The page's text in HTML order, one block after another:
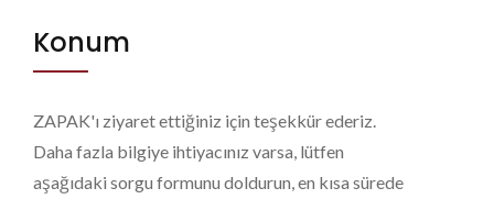
Konum
ZAPAK'ı ziyaret ettiğiniz için teşekkür ederiz.
Daha fazla bilgiye ihtiyacınız varsa, lütfen
aşağıdaki sorgu formunu doldurun, en kısa sürede